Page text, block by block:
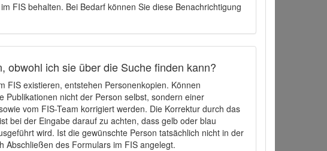
FIS behalten. Bei Bedarf können Sie diese Benachrichtigung
obwohl ich sie über die Suche finden kann?
FIS existieren, entstehen Personenkopien. Können
Publikationen nicht der Person selbst, sondern einer
vom FIS-Team korrigiert werden. Die Korrektur durch das
bei der Eingabe darauf zu achten, dass gelb oder blau
wird. Ist die gewünschte Person tatsächlich nicht in der
Abschließen des Formulars im FIS angelegt.